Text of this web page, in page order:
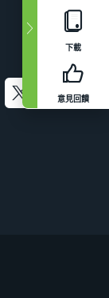
下載
意見回饋